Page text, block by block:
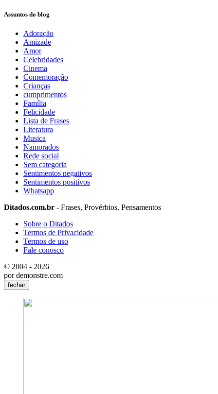
Assuntos do blog
Adoração
Amizade
Amor
Celebridades
Cinema
Comemoração
Crianças
cumprimentos
Família
Felicidade
Lista de Frases
Literatura
Musica
Namorados
Rede social
Sem categoria
Sentimentos negativos
Sentimentos positivos
Whatsapp
Ditados.com.br - Frases, Provérbios, Pensamentos
Sobre o Ditados
Termos de Privacidade
Termos de uso
Fale conosco
© 2004 - 2026
por demonstre.com
fechar